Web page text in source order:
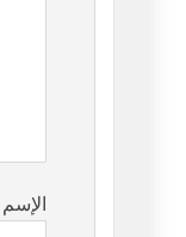
Nom - الإسم